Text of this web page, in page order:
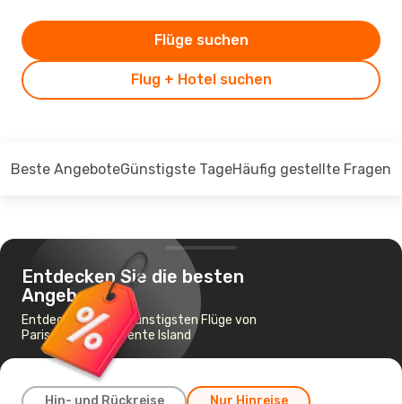
Flug + Hotel suchen
Flüge suchen
Beste AngeboteGünstigste TageHäufig gestellte Fragen
Entdecken Sie die besten
Angebote
Entdecken Sie die günstigsten Flüge von
Paris nach Sao Vicente Island
Hin- und Rückreise Nur Hinreise